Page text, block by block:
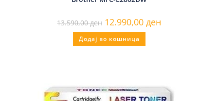
13.590,00ден 12.990,00 ден
Додај во кошница